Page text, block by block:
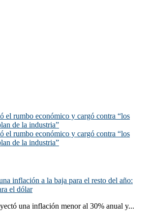
el rumbo económico y cargó contra “los
de la industria”
el rumbo económico y cargó contra “los
de la industria”
inflación a la baja para el resto del año:
el dólar
una inflación menor al 30% anual y...